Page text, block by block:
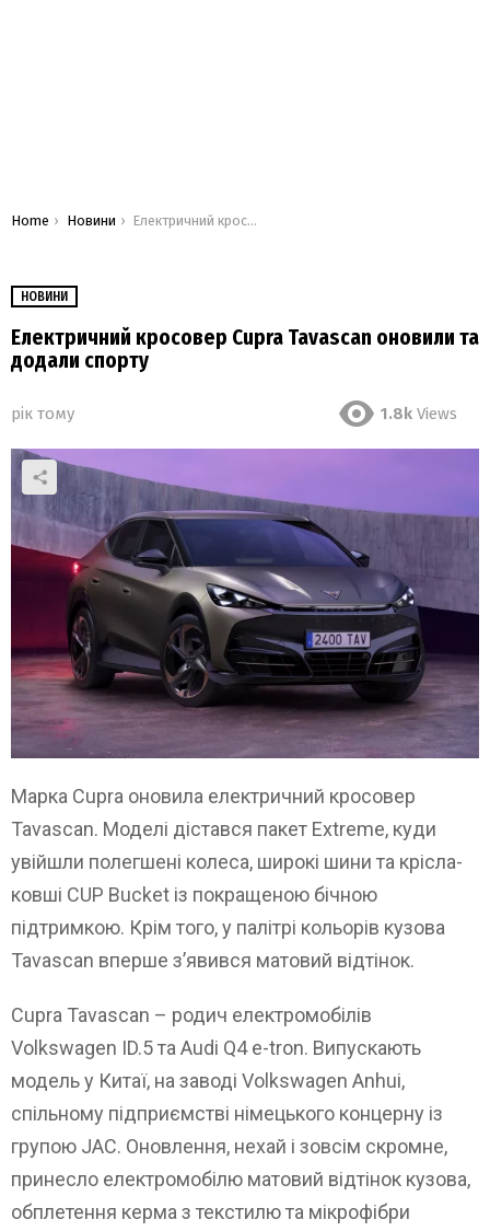
You are here:
Home Новини Електричний кросовер Cupra Tavascan оновили та додали спорту
НОВИНИ
Електричний кросовер Cupra Tavascan оновили та
додали спорту
рік тому 1.8k Views
Марка Cupra оновила електричний кросовер
Tavascan. Моделі дістався пакет Extreme, куди
увійшли полегшені колеса, широкі шини та крісла-
ковші CUP Bucket із покращеною бічною
підтримкою. Крім того, у палітрі кольорів кузова
Tavascan вперше з’явився матовий відтінок.
Cupra Tavascan – родич електромобілів
Volkswagen ID.5 та Audi Q4 e-tron. Випускають
модель у Китаї, на заводі Volkswagen Anhui,
спільному підприємстві німецького концерну із
групою JAC. Оновлення, нехай і зовсім скромне,
принесло електромобілю матовий відтінок кузова,
обплетення керма з текстилю та мікрофібри